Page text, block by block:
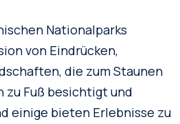
Nationalparks
von Eindrücken,
die zum Staunen
zu Fuß besichtigt und
einige bieten Erlebnisse zu